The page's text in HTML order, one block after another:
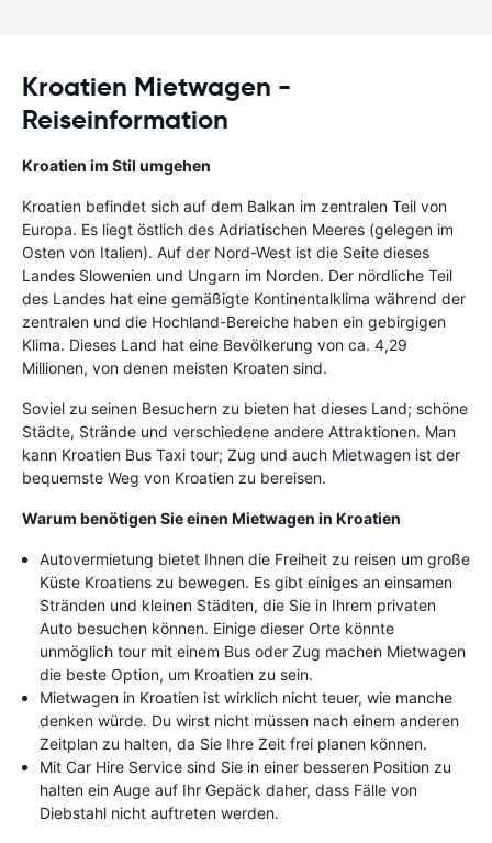
Kroatien Mietwagen -
Reiseinformation
Kroatien im Stil umgehen
Kroatien befindet sich auf dem Balkan im zentralen Teil von
Europa. Es liegt östlich des Adriatischen Meeres (gelegen im
Osten von Italien). Auf der Nord-West ist die Seite dieses
Landes Slowenien und Ungarn im Norden. Der nördliche Teil
des Landes hat eine gemäßigte Kontinentalklima während der
zentralen und die Hochland-Bereiche haben ein gebirgigen
Klima. Dieses Land hat eine Bevölkerung von ca. 4,29
Millionen, von denen meisten Kroaten sind.
Soviel zu seinen Besuchern zu bieten hat dieses Land; schöne
Städte, Strände und verschiedene andere Attraktionen. Man
kann Kroatien Bus Taxi tour; Zug und auch Mietwagen ist der
bequemste Weg von Kroatien zu bereisen.
Warum benötigen Sie einen Mietwagen in Kroatien
Autovermietung bietet Ihnen die Freiheit zu reisen um große
Küste Kroatiens zu bewegen. Es gibt einiges an einsamen
Stränden und kleinen Städten, die Sie in Ihrem privaten
Auto besuchen können. Einige dieser Orte könnte
unmöglich tour mit einem Bus oder Zug machen Mietwagen
die beste Option, um Kroatien zu sein.
Mietwagen in Kroatien ist wirklich nicht teuer, wie manche
denken würde. Du wirst nicht müssen nach einem anderen
Zeitplan zu halten, da Sie Ihre Zeit frei planen können.
Mit Car Hire Service sind Sie in einer besseren Position zu
halten ein Auge auf Ihr Gepäck daher, dass Fälle von
Diebstahl nicht auftreten werden.